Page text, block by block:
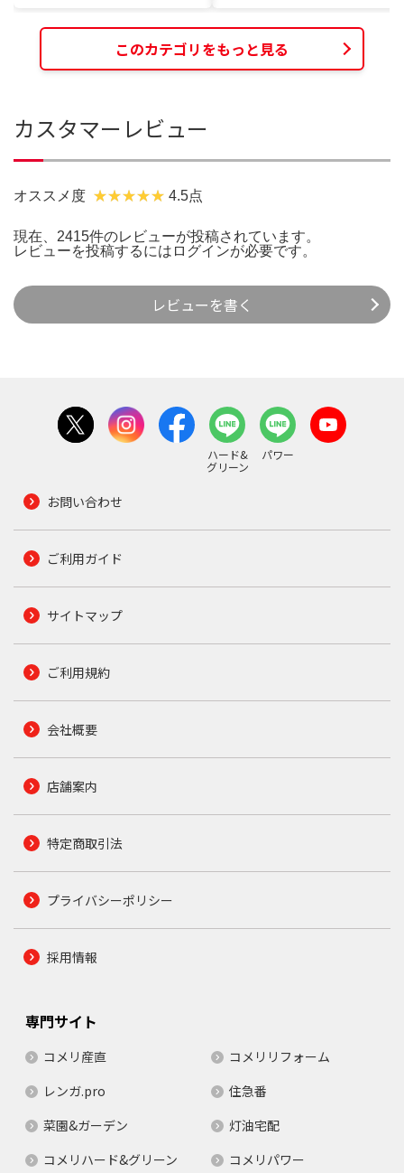
このカテゴリをもっと見る
カスタマーレビュー
オススメ度 4.5点
現在、2415件のレビューが投稿されています。
レビューを投稿するには ログインが必要です。
レビューを書く
ハード&
グリーン
パワー
お問い合わせ
ご利用ガイド
サイトマップ
ご利用規約
会社概要
店舗案内
特定商取引法
プライバシーポリシー
採用情報
専門サイト
コメリ産直
コメリリフォーム
レンガ.pro
住急番
菜園&ガーデン
灯油宅配
コメリハード&グリーン
コメリパワー